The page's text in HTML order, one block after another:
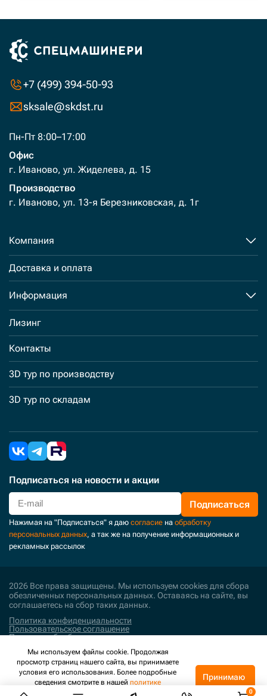
+7 (499) 394-50-93
sksale@skdst.ru
Пн-Пт 8:00–17:00
Офис
г. Иваново, ул. Жиделева, д. 15
Производство
г. Иваново, ул. 13-я Березниковская, д. 1г
Компания
Доставка и оплата
Информация
Лизинг
Контакты
3D тур по производству
3D тур по складам
Подписаться на новости и акции
Подписаться
Нажимая на "Подписаться" я даю согласие на обработку
персональных данных, а так же на получение информационных и
рекламных рассылок
2026 Все права защищены. Мы используем cookies для сбора
обезличенных персональных данных. Оставаясь на сайте, вы
соглашаетесь на сбор таких данных.
Политика конфиденциальности
Пользовательское соглашение
Политика обработки персональных данных
Поддержка и развитие
Мы используем файлы cookie. Продолжая
просмотр страниц нашего сайта, вы принимаете
условия его использования. Более подробные
сведения смотрите в нашей политике
конфиденциальности.
Принимаю